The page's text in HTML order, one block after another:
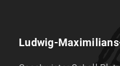
Ludwig-